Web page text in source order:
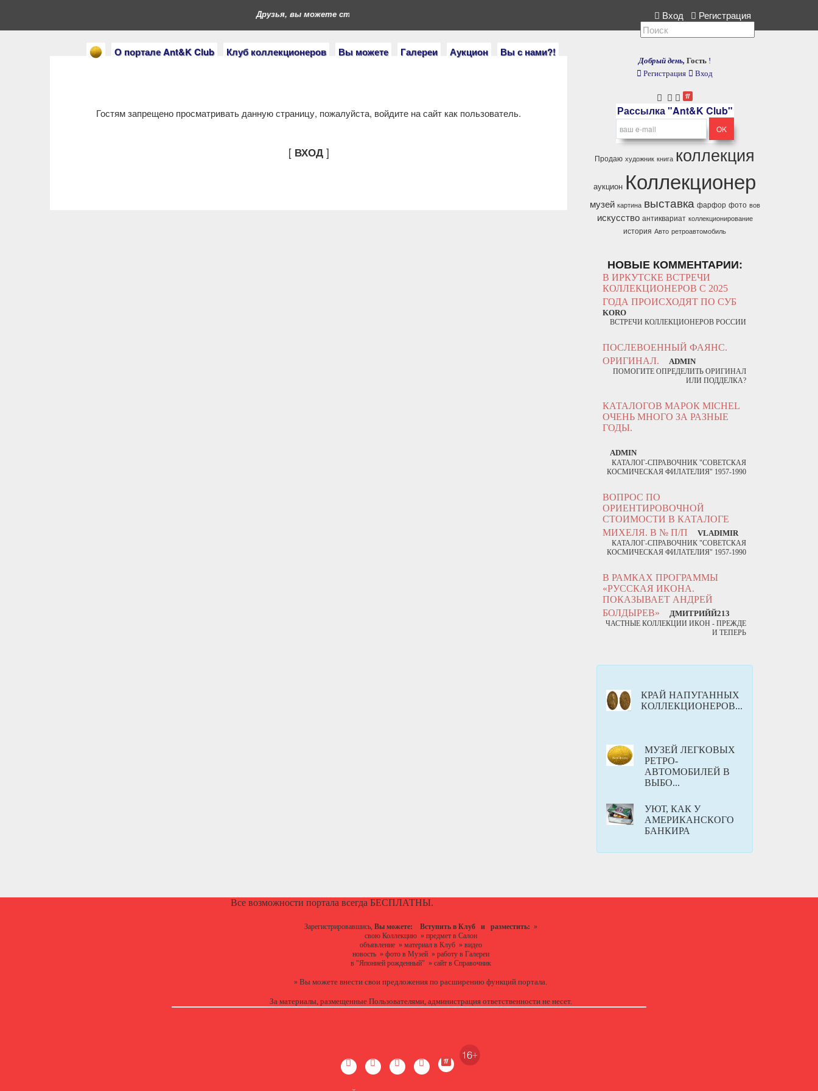
О портале Ant&K Club Клуб коллекционеров Вы можете Галереи Аукцион Вы с нами?!
Друзья, вы можете стать героями нашего портала. Если у вас есть коллекция, расскажите нам. Вход Регистрация
Гостям запрещено просматривать данную страницу, пожалуйста, войдите на сайт как пользователь.
[ ВХОД]
Добрый день, Гость !
Регистрация
Вход
Рассылка "Ant&K Club"
Продаю художник книга коллекция
аукцион Коллекционер
музей картина выставка фарфор фото вов
искусство антиквариат коллекционирование
история Авто ретроавтомобиль
НОВЫЕ КОММЕНТАРИИ:
В ИРКУТСКЕ ВСТРЕЧИ
КОЛЛЕКЦИОНЕРОВ С 2025
ГОДА ПРОИСХОДЯТ ПО СУБ
KORO
ВСТРЕЧИ КОЛЛЕКЦИОНЕРОВ РОССИИ
ПОСЛЕВОЕННЫЙ ФАЯНС.
ОРИГИНАЛ.
ADMIN
ПОМОГИТЕ ОПРЕДЕЛИТЬ ОРИГИНАЛ
ИЛИ ПОДДЕЛКА?
КАТАЛОГОВ МАРОК MICHEL
ОЧЕНЬ МНОГО ЗА РАЗНЫЕ
ГОДЫ.
ADMIN
КАТАЛОГ-СПРАВОЧНИК "СОВЕТСКАЯ
КОСМИЧЕСКАЯ ФИЛАТЕЛИЯ" 1957-1990
ВОПРОС ПО
ОРИЕНТИРОВОЧНОЙ
СТОИМОСТИ В КАТАЛОГЕ
МИХЕЛЯ. В № П/П
VLADIMIR
КАТАЛОГ-СПРАВОЧНИК "СОВЕТСКАЯ
КОСМИЧЕСКАЯ ФИЛАТЕЛИЯ" 1957-1990
В РАМКАХ ПРОГРАММЫ
«РУССКАЯ ИКОНА.
ПОКАЗЫВАЕТ АНДРЕЙ
БОЛДЫРЕВ»
ДМИТРИЙЙ213
ЧАСТНЫЕ КОЛЛЕКЦИИ ИКОН - ПРЕЖДЕ
И ТЕПЕРЬ
КРАЙ НАПУГАННЫХ
КОЛЛЕКЦИОНЕРОВ...
МУЗЕЙ ЛЕГКОВЫХ
РЕТРО-
АВТОМОБИЛЕЙ В
ВЫБО...
УЮТ, КАК У
АМЕРИКАНСКОГО
БАНКИРА
Все возможности портала всегда БЕСПЛАТНЫ.
Зарегистрировавшись, Вы можете: Вступить в Клуб и разместить: »
свою Коллекцию» предмет в Салон
объявление» материал в Клуб» видео
новость» фото в Музей» работу в Галереи
в "Японией рожденный" » сайт в Справочник
» Вы можете внести свои предложения по расширению функций портала.
За материалы, размещенные Пользователями, администрация ответственности не несет.